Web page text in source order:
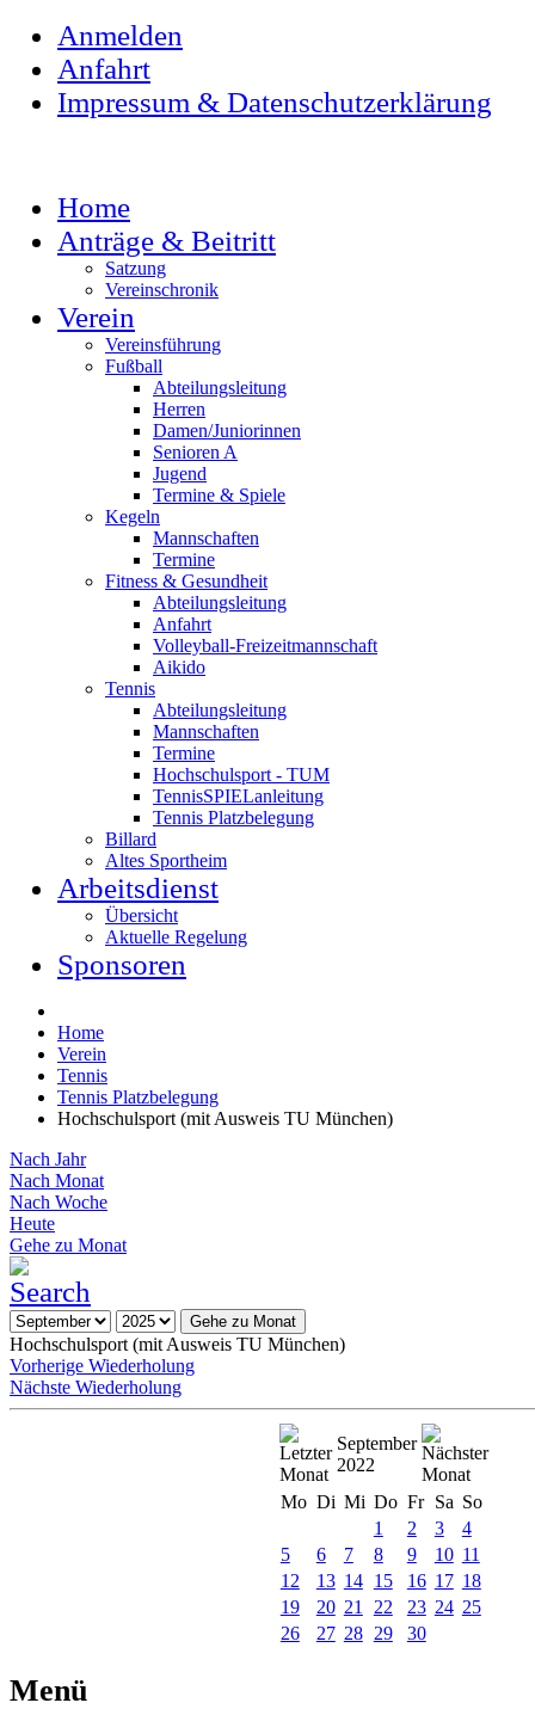
Anmelden
Anfahrt
Impressum & Datenschutzerklärung
Home
Anträge & Beitritt
Satzung
Vereinschronik
Verein
Vereinsführung
Fußball
Abteilungsleitung
Herren
Damen/Juniorinnen
Senioren A
Jugend
Termine & Spiele
Kegeln
Mannschaften
Termine
Fitness & Gesundheit
Abteilungsleitung
Anfahrt
Volleyball-Freizeitmannschaft
Aikido
Tennis
Abteilungsleitung
Mannschaften
Termine
Hochschulsport - TUM
TennisSPIELanleitung
Tennis Platzbelegung
Billard
Altes Sportheim
Arbeitsdienst
Übersicht
Aktuelle Regelung
Sponsoren
Home
Verein
Tennis
Tennis Platzbelegung
Hochschulsport (mit Ausweis TU München)
Nach Jahr
Nach Monat
Nach Woche
Heute
Gehe zu Monat
Gehe zu Monat
Hochschulsport (mit Ausweis TU München)
Vorherige Wiederholung
Nächste Wiederholung
September
2022
Mo Di Mi Do Fr Sa So
1
2 3
4
5
6 7 8 9 10 11
12
13 14 15 16 17 18
19
20 21 22 23 24 25
26
27 28 29 30
Menü